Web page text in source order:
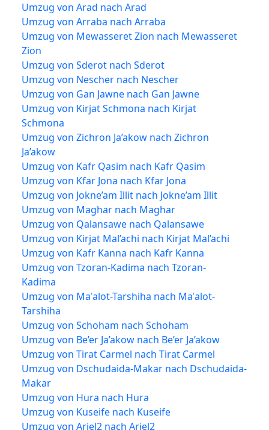
Umzug von Arad nach Arad
Umzug von Arraba nach Arraba
Umzug von Mewasseret Zion nach Mewasseret
Zion
Umzug von Sderot nach Sderot
Umzug von Nescher nach Nescher
Umzug von Gan Jawne nach Gan Jawne
Umzug von Kirjat Schmona nach Kirjat
Schmona
Umzug von Zichron Ja’akow nach Zichron
Ja’akow
Umzug von Kafr Qasim nach Kafr Qasim
Umzug von Kfar Jona nach Kfar Jona
Umzug von Jokne’am Illit nach Jokne’am Illit
Umzug von Maghar nach Maghar
Umzug von Qalansawe nach Qalansawe
Umzug von Kirjat Mal’achi nach Kirjat Mal’achi
Umzug von Kafr Kanna nach Kafr Kanna
Umzug von Tzoran-Kadima nach Tzoran-
Kadima
Umzug von Maʿalot-Tarshiha nach Maʿalot-
Tarshiha
Umzug von Schoham nach Schoham
Umzug von Be’er Ja’akow nach Be’er Ja’akow
Umzug von Tirat Carmel nach Tirat Carmel
Umzug von Dschudaida-Makar nach Dschudaida-
Makar
Umzug von Hura nach Hura
Umzug von Kuseife nach Kuseife
Umzug von Ariel2 nach Ariel2